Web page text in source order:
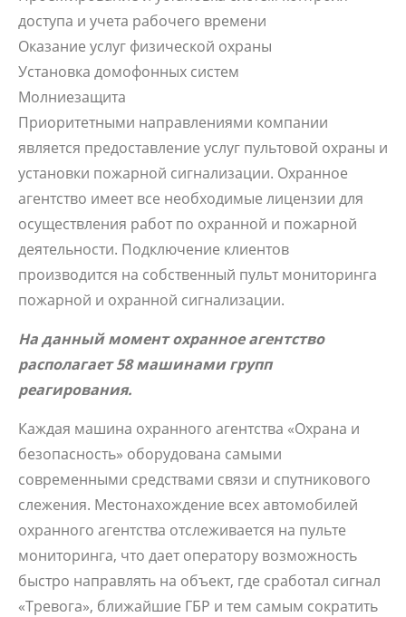
доступа и учета рабочего времени
Оказание услуг физической охраны
Установка домофонных систем
Молниезащита
Приоритетными направлениями компании
является предоставление услуг пультовой охраны и
установки пожарной сигнализации. Охранное
агентство имеет все необходимые лицензии для
осуществления работ по охранной и пожарной
деятельности. Подключение клиентов
производится на собственный пульт мониторинга
пожарной и охранной сигнализации.
На данный момент охранное агентство
располагает 58 машинами групп
реагирования.
Каждая машина охранного агентства «Охрана и
безопасность» оборудована самыми
современными средствами связи и спутникового
слежения. Местонахождение всех автомобилей
охранного агентства отслеживается на пульте
мониторинга, что дает оператору возможность
быстро направлять на объект, где сработал сигнал
«Тревога», ближайшие ГБР и тем самым сократить